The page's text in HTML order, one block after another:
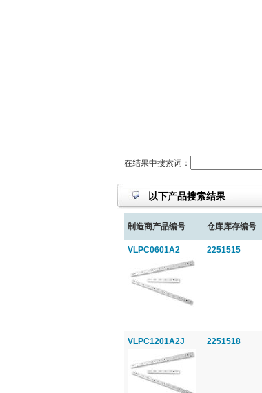
在结果中搜索词：
以下产品搜索结果
制造商产品编号 仓库库存编号
VLPC0601A2 2251515
VLPC1201A2J 2251518